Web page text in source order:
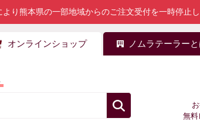
り熊本県の一部地域からのご注文受付を一時停止し
オンラインショップ ノムラテーラー
無料